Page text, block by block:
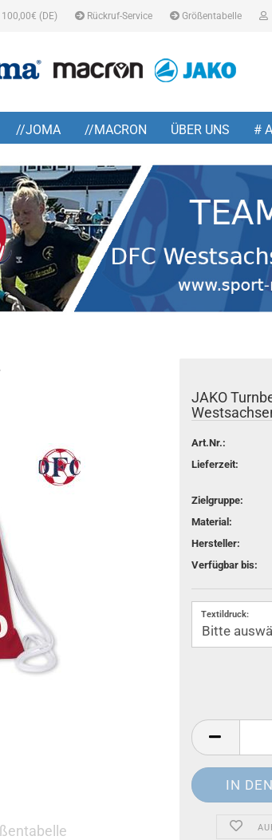
(DE) Rückruf-Service Größentabelle
Passwort
Konto erstellen
Passwort vergessen?
//JOMA //MACRON ÜBER UNS #
JAKO
Art.Nr.:
Lieferzeit:
Zielgruppe:
Material:
Hersteller:
Verfügbar bis:
Textildruck: